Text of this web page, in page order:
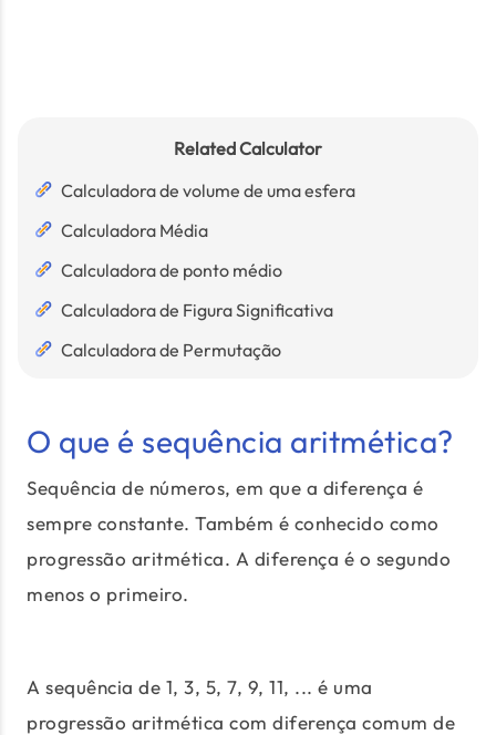
Related Calculator
Calculadora de volume de uma esfera
Calculadora Média
Calculadora de ponto médio
Calculadora de Figura Significativa
Calculadora de Permutação
O que é sequência aritmética?
Sequência de números, em que a diferença é
sempre constante. Também é conhecido como
progressão aritmética. A diferença é o segundo
menos o primeiro.
A sequência de 1, 3, 5, 7, 9, 11, ... é uma
progressão aritmética com diferença comum de